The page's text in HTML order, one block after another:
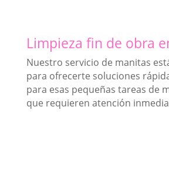
Limpieza fin de obra
Nuestro servicio de manitas
para ofrecerte soluciones
para esas pequeñas tareas de
que requieren atención